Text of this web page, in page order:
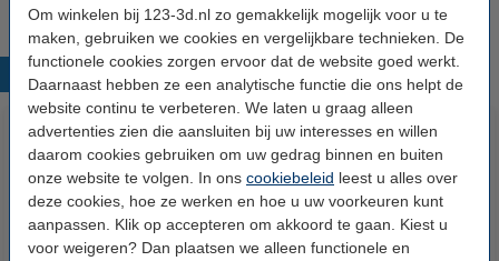
Om winkelen bij 123-3d.nl zo gemakkelijk mogelijk voor u te
maken, gebruiken we cookies en vergelijkbare technieken. De
functionele cookies zorgen ervoor dat de website goed werkt.
Daarnaast hebben ze een analytische functie die ons helpt de
website continu te verbeteren. We laten u graag alleen
advertenties zien die aansluiten bij uw interesses en willen
daarom cookies gebruiken om uw gedrag binnen en buiten
onze website te volgen. In ons cookiebeleid leest u alles over
deze cookies, hoe ze werken en hoe u uw voorkeuren kunt
aanpassen. Klik op accepteren om akkoord te gaan. Kiest u
voor weigeren? Dan plaatsen we alleen functionele en
Populaire producten